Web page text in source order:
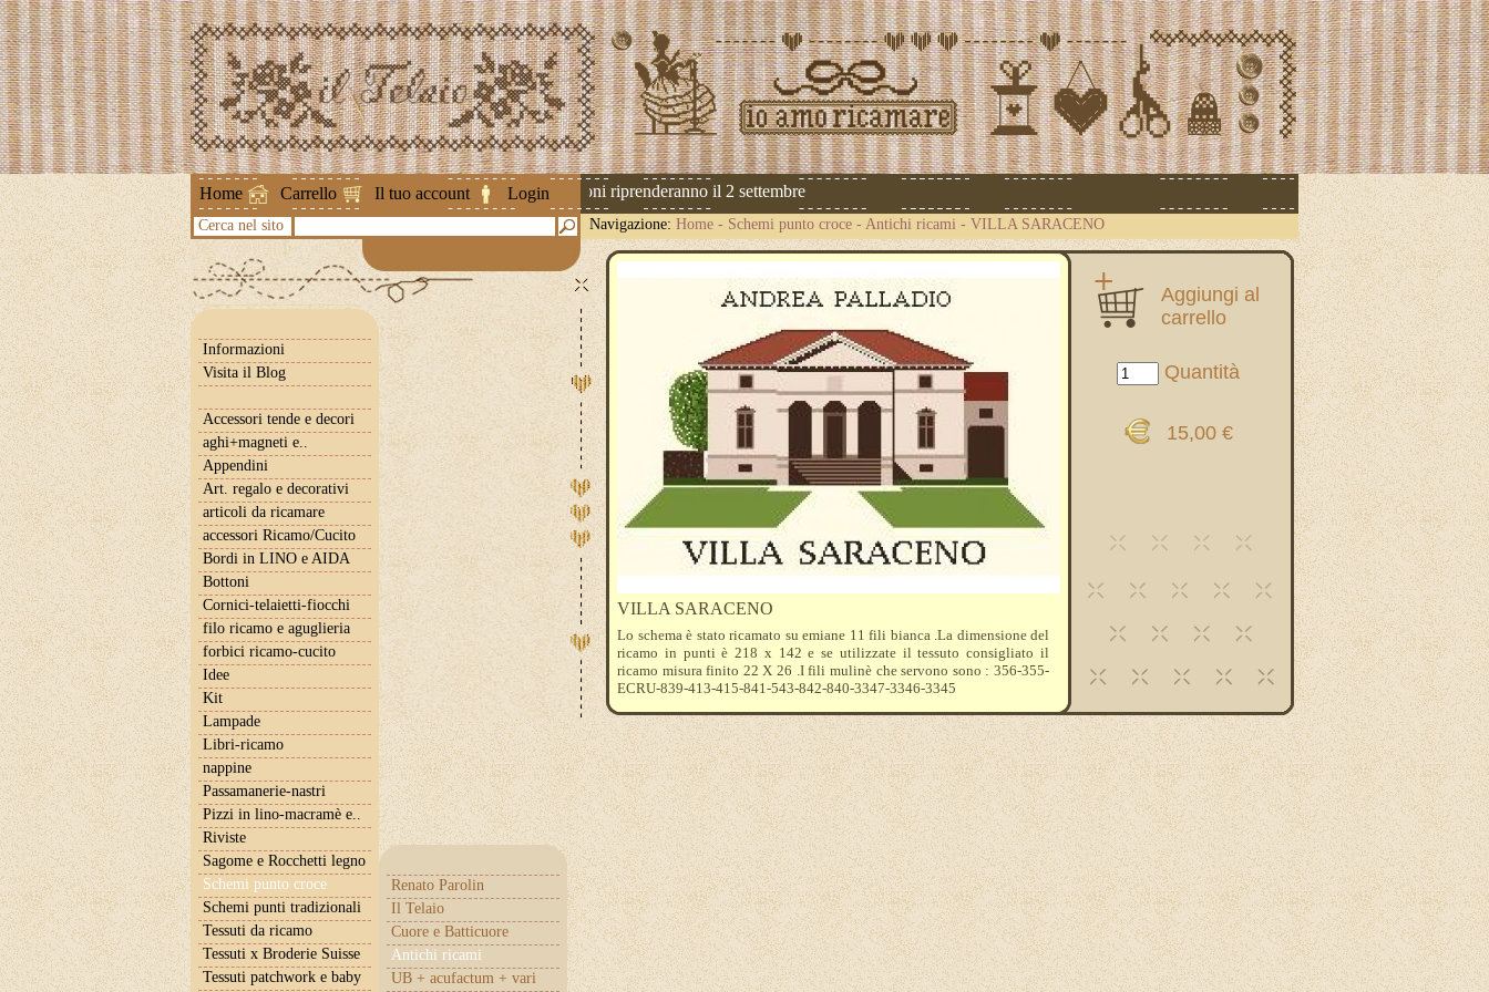
Home Carrello Il tuo account Login
Attenzione ! Le spedizioni riprenderanno il 2 settembre
Cerca nel sito Navigazione: Home - Schemi punto croce - Antichi ricami - VILLA SARACENO
Informazioni
Visita il Blog
Accessori tende e decori
aghi+magneti e..
Appendini
Art. regalo e decorativi
articoli da ricamare
accessori Ricamo/Cucito
Bordi in LINO e AIDA
Bottoni
Cornici-telaietti-fiocchi
filo ricamo e aguglieria
forbici ricamo-cucito
Idee
Kit
Lampade
Libri-ricamo
nappine
Passamanerie-nastri
Pizzi in lino-macramè e..
Riviste
Sagome e Rocchetti legno
Schemi punto croce
Renato Parolin
Il Telaio
Cuore e Batticuore
Antichi ricami
UB + acufactum + vari
Schemi punti tradizionali
Tessuti da ricamo
Tessuti x Broderie Suisse
Tessuti patchwork e baby
Aggiungi al
carrello
Quantità
15,00 €
VILLA SARACENO
Lo schema è stato ricamato su emiane 11 fili bianca .La dimensione del
ricamo in punti è 218 x 142 e se utilizzate il tessuto consigliato il
ricamo misura finito 22 X 26 .I fili mulinè che servono sono : 356-355-
ECRU-839-413-415-841-543-842-840-3347-3346-3345